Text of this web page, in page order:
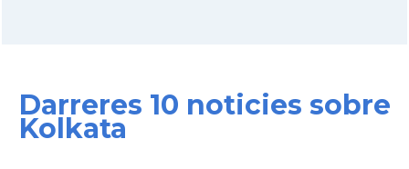
Darreres 10 noticies sobre
Kolkata